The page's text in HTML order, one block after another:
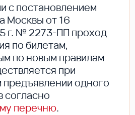
с постановлением
Москвы от 16
г. № 2273-ПП проход
по билетам,
по новым правилам
при
одного
согласно
перечню.